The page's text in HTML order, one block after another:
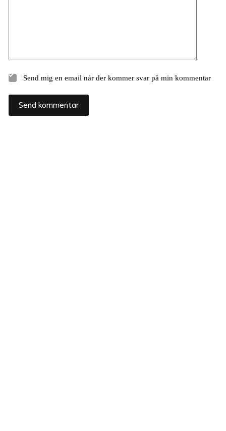
Send mig en email når der kommer svar på min kommentar
Send kommentar